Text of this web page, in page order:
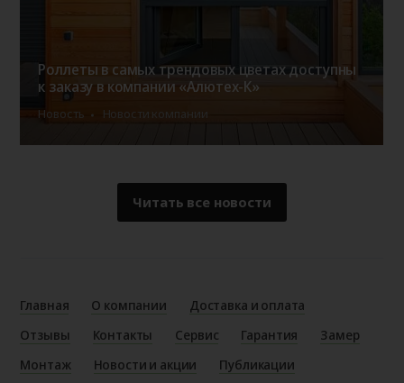
Роллеты в самых трендовых цветах доступны
к заказу в компании «Алютех-К»
Новость Новости компании
Читать все новости
Главная О компании
Доставка и оплата
Отзывы
Контакты Сервис Гарантия
Замер
Монтаж
Новости и акции
Публикации